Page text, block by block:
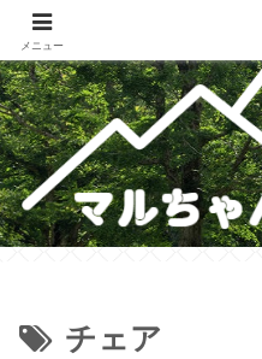
メスティンレシピ・テント・キャ
チェア
メニュー